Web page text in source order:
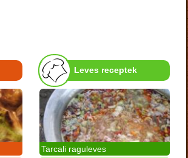
Leves receptek
Tarcali raguleves